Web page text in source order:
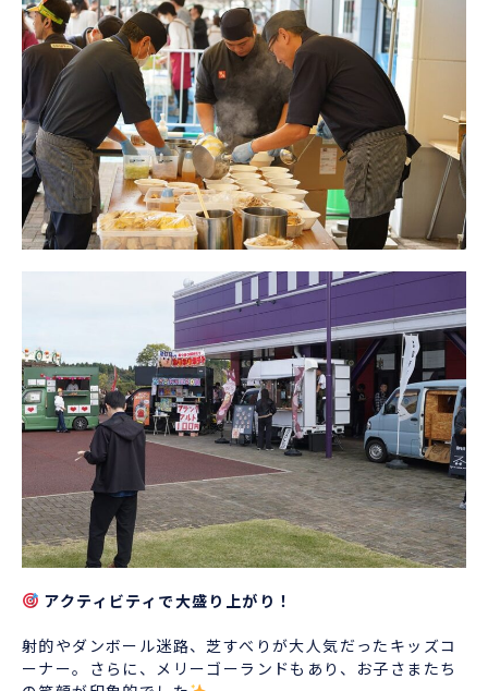
アクティビティで大盛り上がり！
射的やダンボール迷路、芝すべりが大人気だったキッズコ
ーナー。さらに、メリーゴーランドもあり、お子さまたち